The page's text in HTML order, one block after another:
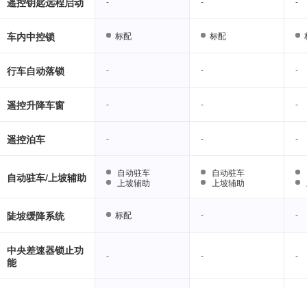
车内中控锁 标配 标配
行车自动落锁 - - -
遥控升降车窗 - - -
遥控泊车 - - -
自动驻车/上坡辅助
自动驻车
上坡辅助
自动驻车
上坡辅助
陡坡缓降系统 标配 - -
中央差速器锁止功
能
- - -
标配 标配
- - -
- - -
- - -
自动驻车
上坡辅助
自动驻车
上坡辅助
标配 - -
- - -